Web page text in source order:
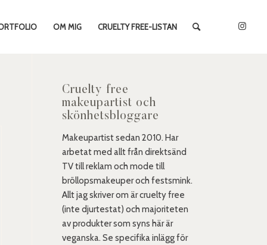
OM MIG CRUELTY FREE-LISTAN
Cruelty free
makeupartist och
skönhetsbloggare
Makeupartist sedan 2010. Har
arbetat med allt från direktsänd
TV till reklam och mode till
bröllopsmakeuper och festsmink.
Allt jag skriver om är cruelty free
(inte djurtestat) och majoriteten
av produkter som syns här är
veganska. Se specifika inlägg för